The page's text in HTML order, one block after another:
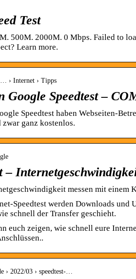
Test
500M. 2000M. 0 Mbps. Failed to
Learn more.
› Internet › Tipps
Google Speedtest –
Speedtest haben Webseiten-
ganz kostenlos.
–
messen mit einem
Speedtest werden Downloads und
schnell der Transfer geschieht.
euch zeigen, wie schnell eure
› 2022/03 › speedtest-…